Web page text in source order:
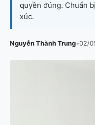
quyền đúng. Chuẩn
xúc.
Nguyễn Thành Trung•02/